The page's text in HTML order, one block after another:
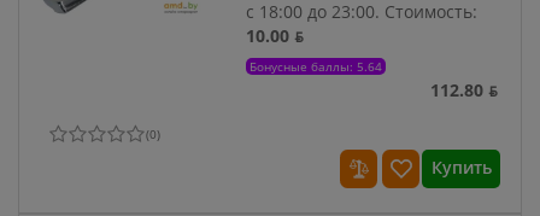
с 18:00 до 23:00. Стоимость:
10.00 ƃ
Бонусные баллы: 5.64
112.80 ƃ
(0)
Купить